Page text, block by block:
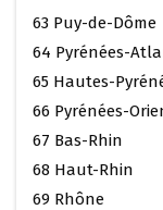
63 Puy-de-Dôme
64 Pyrénées-
65 Hautes-
66 Pyrénées-
67 Bas-Rhin
68 Haut-Rhin
69 Rhône